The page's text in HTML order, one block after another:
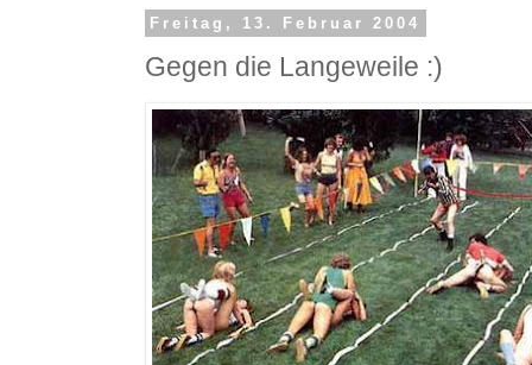
Freitag, 13. Februar 2004
Gegen die Langeweile :)